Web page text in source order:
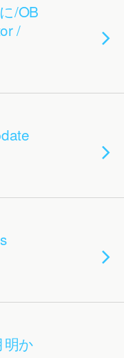
/OB
/
明か